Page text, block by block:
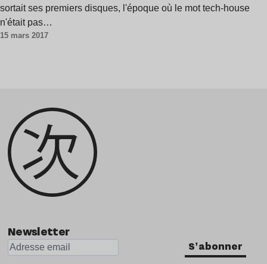
sortait ses premiers disques, l'époque où le mot tech-house
n'était pas…
15 mars 2017
Newsletter
S'abonner